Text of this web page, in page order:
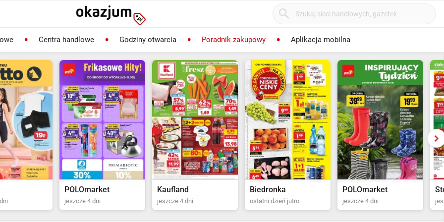
Centra handlowe Godziny otwarcia Poradnik zakupowy Aplikacja mobilna
Kaufland
jeszcze 4 dni
Biedronka
ostatni dzień jutro
POLOmarket
jeszcze 4 dni jeszcze 5 dni